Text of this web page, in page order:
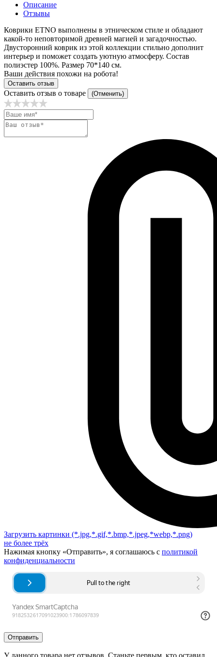
Описание
Отзывы
Коврики ETNO выполнены в этническом стиле и обладают
какой-то неповторимой древней магией и загадочностью.
Двусторонний коврик из этой коллекции стильно дополнит
интерьер и поможет создать уютную атмосферу. Состав
полиэстер 100%. Размер 70*140 см.
Ваши действия похожи на робота!
Оставить отзыв
Оставить отзыв о товаре (Отменить)
Загрузить картинки (*.jpg,*.gif,*.bmp,*.jpeg,*webp,*.png)
не более трёх
Нажимая кнопку «Отправить», я соглашаюсь с политикой
конфиденциальности
Отправить
У данного товара нет отзывов. Станьте первым, кто оставил